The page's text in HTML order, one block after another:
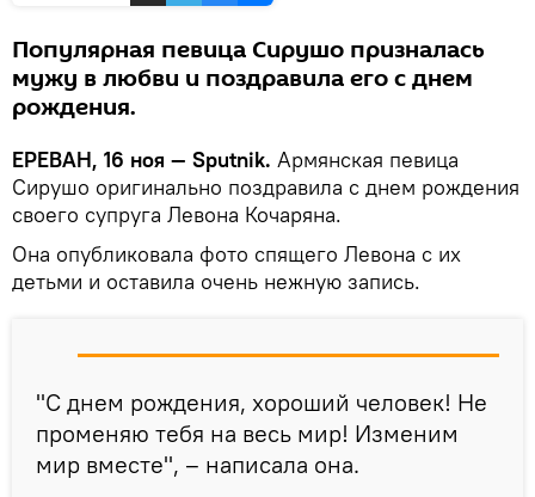
Популярная певица Сирушо призналась
мужу в любви и поздравила его с днем
рождения.
ЕРЕВАН, 16 ноя — Sputnik. Армянская певица
Сирушо оригинально поздравила с днем рождения
своего супруга Левона Кочаряна.
Она опубликовала фото спящего Левона с их
детьми и оставила очень нежную запись.
"С днем рождения, хороший человек! Не
променяю тебя на весь мир! Изменим
мир вместе", – написала она.